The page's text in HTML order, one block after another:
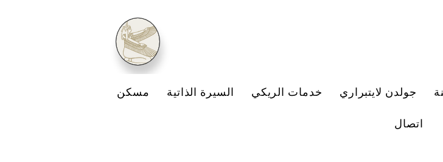
مسكن السيرة الذاتية خدمات الريكي جولدن لايتبراري
اتصال